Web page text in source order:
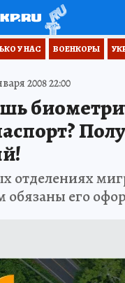
У НАС ВОЕНКОРЫ
2008 22:00
отделениях
обязаны его